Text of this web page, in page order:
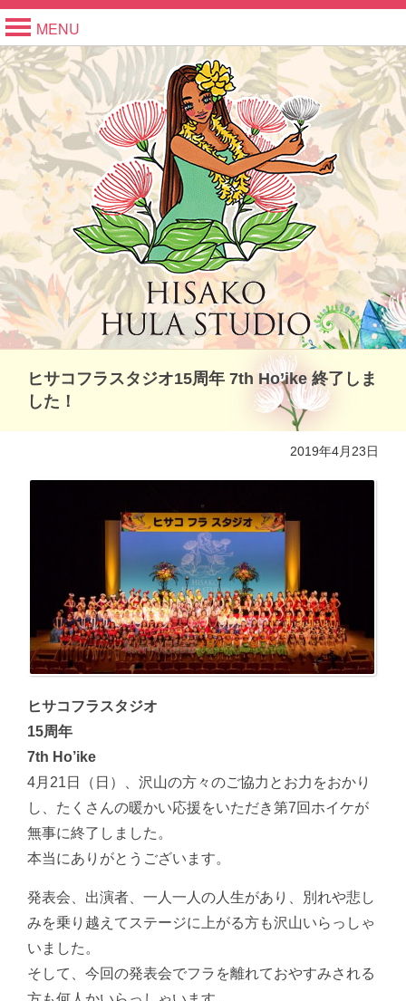
MENU
ヒサコフラスタジオ15周年 7th Ho’ike 終了しま
した！
2019年4月23日
ヒサコフラスタジオ
15周年
7th Ho’ike
4月21日（日）、沢山の方々のご協力とお力をおかり
し、たくさんの暖かい応援をいただき第7回ホイケが
無事に終了しました。
本当にありがとうございます。
発表会、出演者、一人一人の人生があり、別れや悲し
みを乗り越えてステージに上がる方も沢山いらっしゃ
いました。
そして、今回の発表会でフラを離れておやすみされる